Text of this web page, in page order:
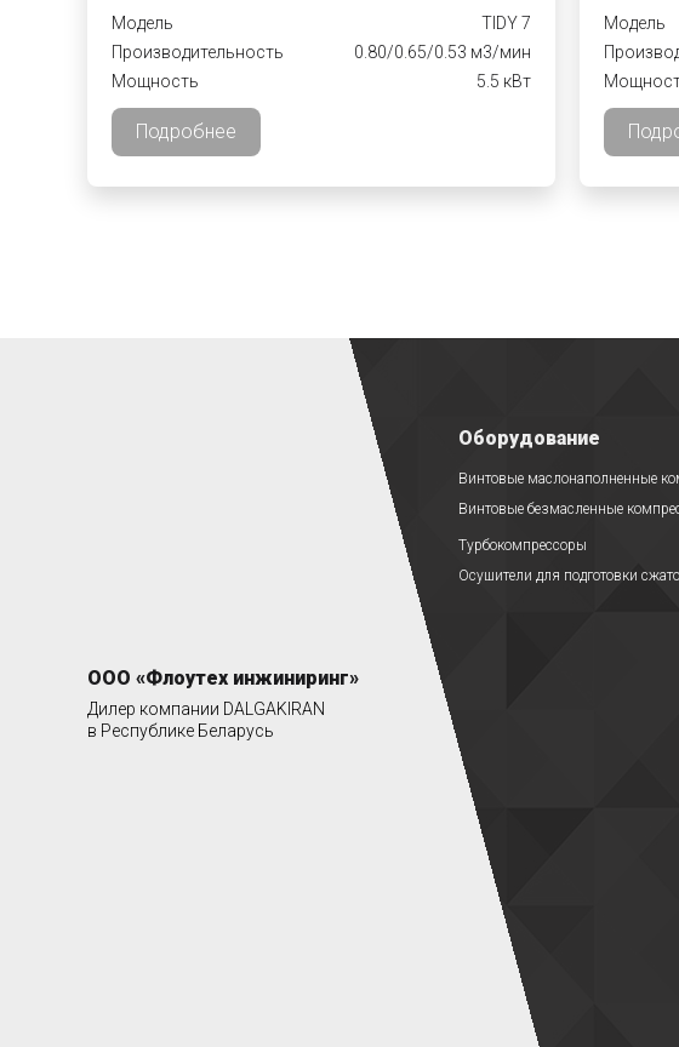
Модель
TIDY 7
Производительность
0.80/0.65/0.53 м3/мин
Мощность
5.5 кВт
Подробнее
Модель
ООО «Флоутех инжиниринг»
Дилер компании DALGAKIRAN
в Республике Беларусь
Оборудование
Винтовые маслонаполненные
Винтовые безмасленные
Турбокомпрессоры
Осушители для подготовки